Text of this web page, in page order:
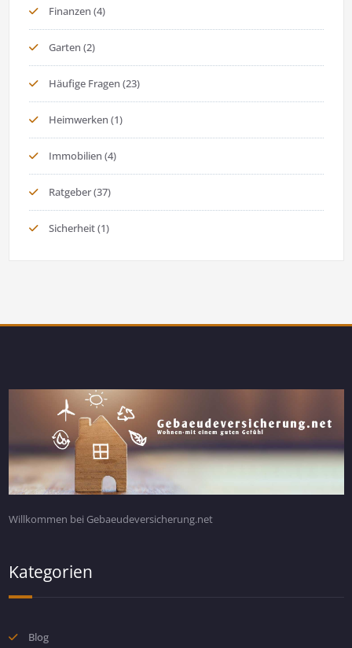
Finanzen (4)
Garten (2)
Häufige Fragen (23)
Heimwerken (1)
Immobilien (4)
Ratgeber(37)
Sicherheit(1)
Willkommen bei Gebaeudeversicherung.net
Kategorien
Blog